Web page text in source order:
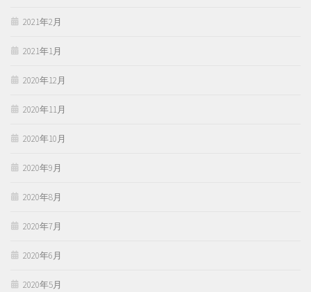
2021年2月
2021年1月
2020年12月
2020年11月
2020年10月
2020年9月
2020年8月
2020年7月
2020年6月
2020年5月